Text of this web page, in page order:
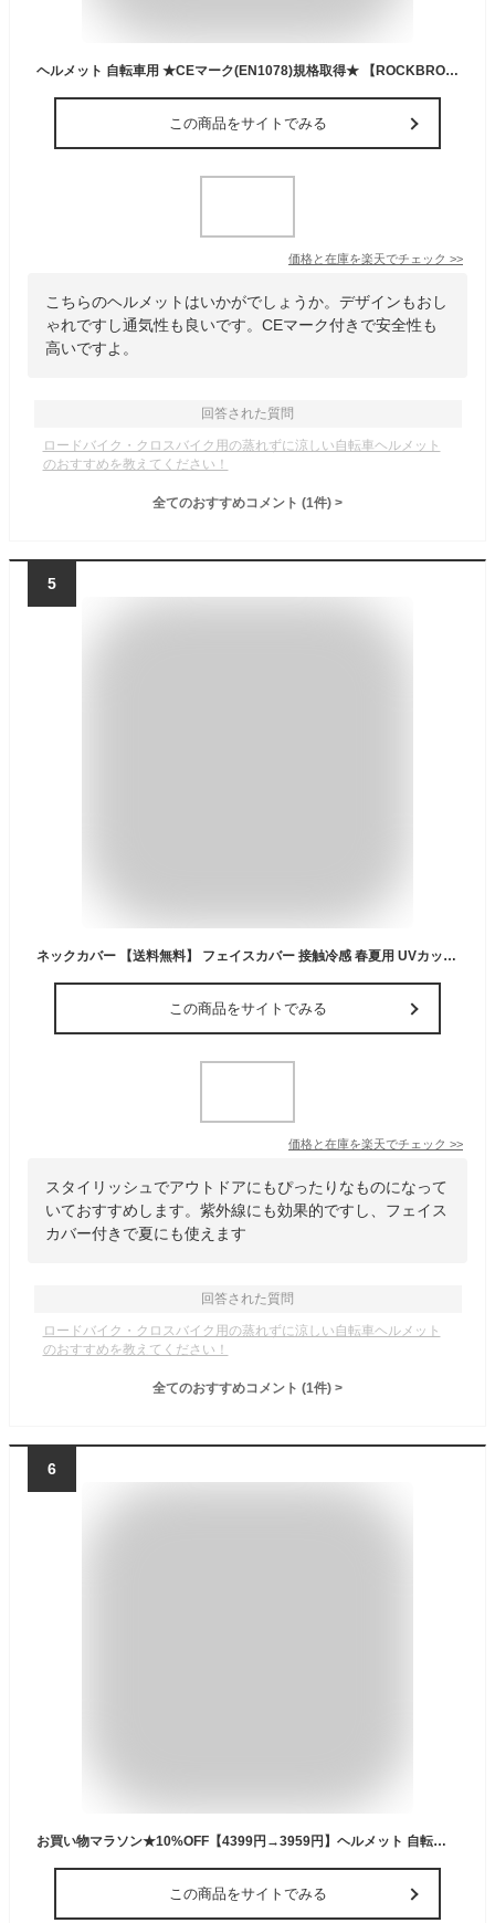
ヘルメット 自転車用 ★CEマーク(EN1078)規格取得★ 【ROCKBROS公式ストア】サイクルヘルメット サイクリング式 超強力マグネット式サングラス(グレー)付き サンバイザー付き ジェットヘルメット パイロット型 超軽量 ロードバイク 通気性 通勤 通学 安全 かっこいい TT-16
この商品をサイトでみる
価格と在庫を楽天でチェック >>
こちらのヘルメットはいかがでしょうか。デザインもおし
ゃれですし通気性も良いです。CEマーク付きで安全性も
高いですよ。
回答された質問
ロードバイク・クロスバイク用の蒸れずに涼しい自転車ヘルメット
のおすすめを教えてください！
全てのおすすめコメント (1件) >
5
ネックカバー 【送料無料】 フェイスカバー 接触冷感 春夏用 UVカット 紫外線対策 日焼け防止 UPF45 吸汗速乾 エアロ効果 虫対策 飛沫エチケット 自転車 ロードバイク オートバイ 通勤 通学 原付 ヘルメット着用可能 マスク式 手首式 スタイリング多様 WB-011BK WB-011W
この商品をサイトでみる
価格と在庫を楽天でチェック >>
スタイリッシュでアウトドアにもぴったりなものになって
いておすすめします。紫外線にも効果的ですし、フェイス
カバー付きで夏にも使えます
回答された質問
ロードバイク・クロスバイク用の蒸れずに涼しい自転車ヘルメット
のおすすめを教えてください！
全てのおすすめコメント (1件) >
6
お買い物マラソン★10%OFF【4399円→3959円】ヘルメット 自転車用 ★CEマーク(EN1078)規格取得★ 【ROCKBROS公式ストア】サイクルヘルメット サイクリング式 超強力マグネット式サングラス(グレー)付き サンバイザー付き ジェットヘルメット パイロット型 超軽量 ロード
この商品をサイトでみる